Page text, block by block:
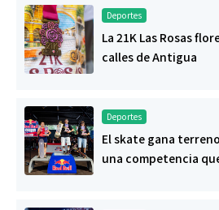
Deportes
La 21K Las Rosas
calles de Antigua
Deportes
El skate gana
una competencia